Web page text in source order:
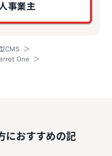
事業主
CMS
One
におすすめの記